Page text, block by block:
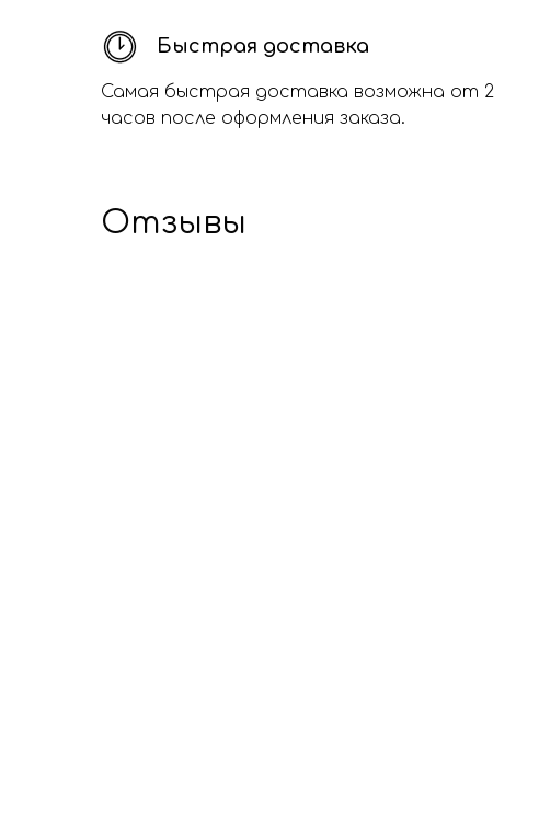
Быстрая доставка
Самая быстрая доставка возможна от 2
часов после оформления заказа.
Отзывы